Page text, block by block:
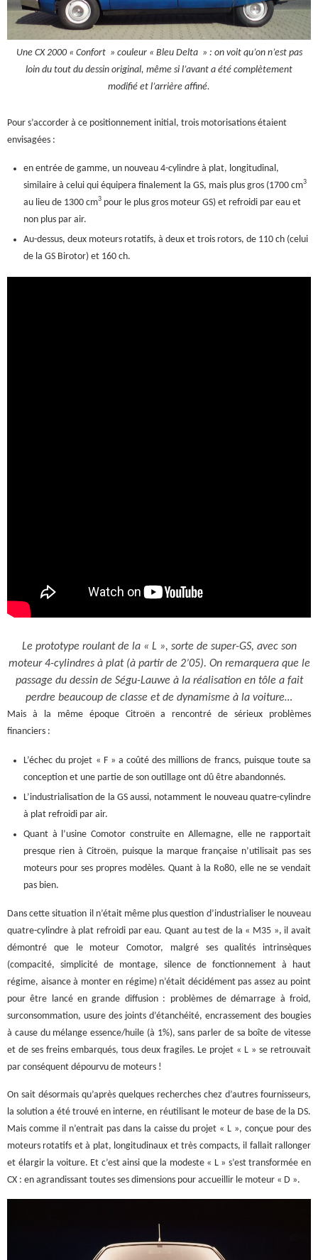
Une CX 2000 « Confort » couleur « Bleu Delta » : on voit qu’on n’est pas
loin du tout du dessin original, même si l’avant a été complètement
modifié et l’arrière affiné.
Pour s’accorder à ce positionnement initial, trois motorisations étaient
envisagées :
en entrée de gamme, un nouveau 4-cylindre à plat, longitudinal,
similaire à celui qui équipera finalement la GS, mais plus gros (1700 cm3
au lieu de 1300 cm3 pour le plus gros moteur GS) et refroidi par eau et
non plus par air.
Au-dessus, deux moteurs rotatifs, à deux et trois rotors, de 110 ch (celui
de la GS Birotor) et 160 ch.
Le prototype roulant de la « L », sorte de super-GS, avec son
moteur 4-cylindres à plat (à partir de 2’05). On remarquera que le
passage du dessin de Ségu-Lauwe à la réalisation en tôle a fait
perdre beaucoup de classe et de dynamisme à la voiture…
Mais à la même époque Citroën a rencontré de sérieux problèmes
financiers :
L’échec du projet « F » a coûté des millions de francs, puisque toute sa
conception et une partie de son outillage ont dû être abandonnés.
L’industrialisation de la GS aussi, notamment le nouveau quatre-cylindre
à plat refroidi par air.
Quant à l’usine Comotor construite en Allemagne, elle ne rapportait
presque rien à Citroën, puisque la marque française n’utilisait pas ses
moteurs pour ses propres modèles. Quant à la Ro80, elle ne se vendait
pas bien.
Dans cette situation il n’était même plus question d’industrialiser le nouveau
quatre-cylindre à plat refroidi par eau. Quant au test de la « M35 », il avait
démontré que le moteur Comotor, malgré ses qualités intrinsèques
(compacité, simplicité de montage, silence de fonctionnement à haut
régime, aisance à monter en régime) n’était décidément pas assez au point
pour être lancé en grande diffusion : problèmes de démarrage à froid,
surconsommation, usure des joints d’étanchéité, encrassement des bougies
à cause du mélange essence/huile (à 1%), sans parler de sa boîte de vitesse
et de ses freins embarqués, tous deux fragiles. Le projet « L » se retrouvait
par conséquent dépourvu de moteurs !
On sait désormais qu’après quelques recherches chez d’autres fournisseurs,
la solution a été trouvé en interne, en réutilisant le moteur de base de la DS.
Mais comme il n’entrait pas dans la caisse du projet « L », conçue pour des
moteurs rotatifs et à plat, longitudinaux et très compacts, il fallait rallonger
et élargir la voiture. Et c’est ainsi que la modeste « L » s’est transformée en
CX : en agrandissant toutes ses dimensions pour accueillir le moteur « D ».